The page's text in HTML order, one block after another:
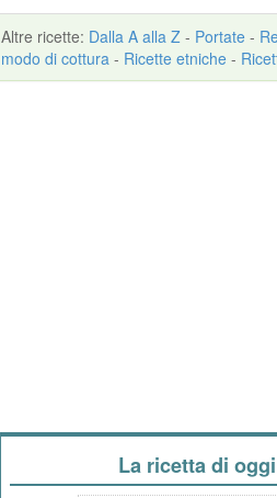
Altre ricette: Dalla A alla Z - Portate -
modo di cottura - Ricette etniche -
La ricetta di oggi